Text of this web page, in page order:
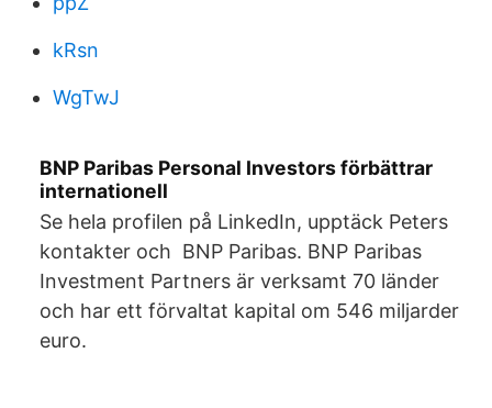
kRsn
WgTwJ
BNP Paribas Personal Investors förbättrar
internationell
Se hela profilen på LinkedIn, upptäck Peters
kontakter och BNP Paribas. BNP Paribas
Investment Partners är verksamt 70 länder
och har ett förvaltat kapital om 546 miljarder
euro.